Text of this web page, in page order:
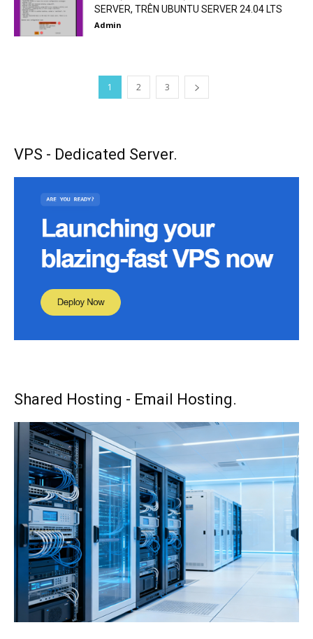
SERVER, TRÊN UBUNTU SERVER 24.04 LTS
Admin
1 2 3
VPS - Dedicated Server.
Shared Hosting - Email Hosting.